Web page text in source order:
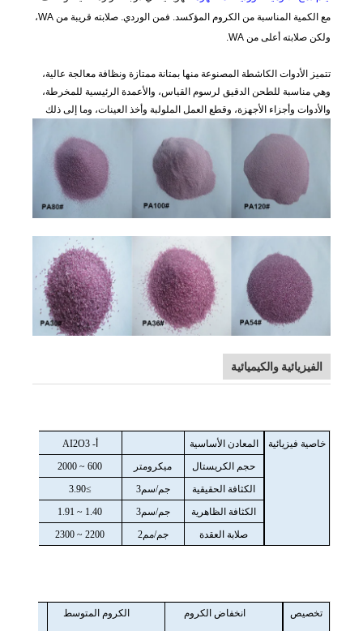
مع الكمية المناسبة من الكروم المؤكسد. فمن الوردي. صلابته قريبة من WA،
ولكن صلابته أعلى من WA.
تتميز الأدوات الكاشطة المصنوعة منها بمتانة ممتازة ونظافة معالجة عالية،
وهي مناسبة للطحن الدقيق لرسوم القياس، والأعمدة الرئيسية للمخرطة،
والأدوات وأجزاء الأجهزة، وقطع العمل الملولبة وأخذ العينات، وما إلى ذلك
الفيزيائية والكيميائية
خاصية فيزيائية المعادن الأساسية أ- AI2O3
حجم الكريستال ميكرومتر
600 ~ 2000
الكثافة الحقيقية
جم/سم3
≥3.90
الكثافة الظاهرية
جم/سم3
1.40 ~ 1.91
صلابة العقدة
جم/مم2 2200 ~ 2300
تخصيص انخفاض الكروم الكروم المتوسط